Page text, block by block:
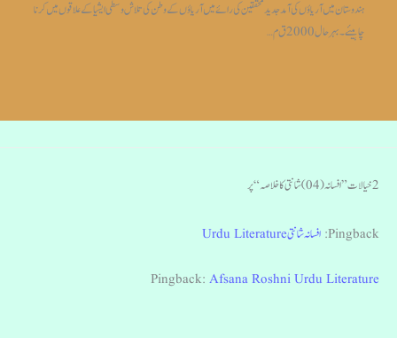
ہندوستان میں آریاؤں کی آمد جدیدمحققین کی رائے میں آریاؤں کے وطن کی تلاش وسطی ایشیا کے علاقوں میں کرنا
چاہیئے۔بہر حال 2000 ق م…
2 خیالات ”افسانہ (04) شانتی کا خلاصہ“ پر
Pingback: افسانہ شانتی Urdu Literature
Pingback:Afsana Roshni Urdu Literature